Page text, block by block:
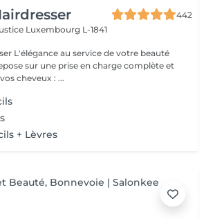
442
Luxembourg L-1841
beauté
sur une prise en charge complète et
cheveux : ...
+ Lèvres